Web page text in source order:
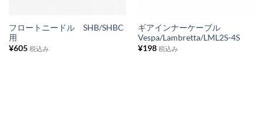
ス
フロートニードル SHB/SHBC
用
¥605 税込み
ト
ギアインナーケーブル
Vespa/Lambretta/LML2S-4S
¥198 税込み